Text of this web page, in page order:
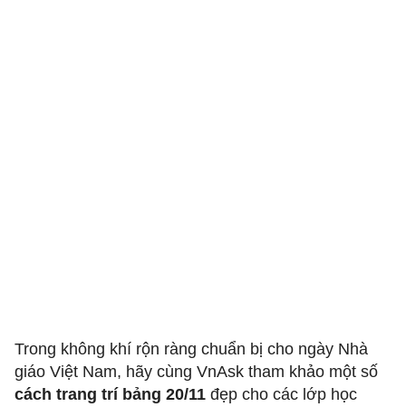
Trong không khí rộn ràng chuẩn bị cho ngày Nhà
giáo Việt Nam, hãy cùng VnAsk tham khảo một số
cách trang trí bảng 20/11 đẹp cho các lớp học